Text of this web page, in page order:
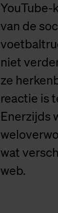
YouTube-
van de
niet
ze
reactie is
Enerzijds
wat
web.